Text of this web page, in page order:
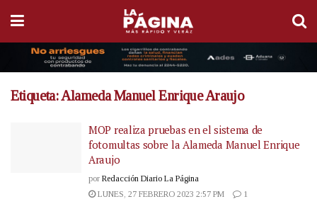
Etiqueta:Alameda Manuel Enrique Araujo
MOP realiza pruebas en el sistema de
fotomultas sobre la Alameda Manuel Enrique
Araujo
por Redacción Diario La Página
LUNES, 27 FEBRERO 2023 2:57 PM
1